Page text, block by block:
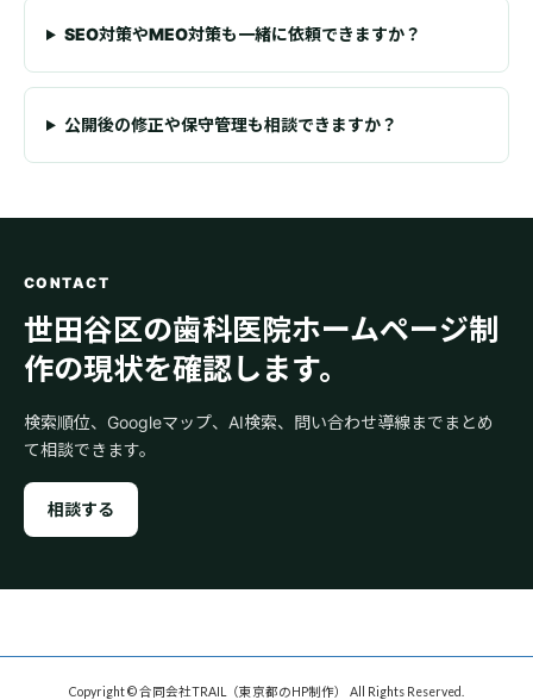
SEO対策やMEO対策も一緒に依頼できますか？
公開後の修正や保守管理も相談できますか？
CONTACT
世田谷区の歯科医院ホームページ制
作の現状を確認します。
検索順位、Googleマップ、AI検索、問い合わせ導線までまとめ
て相談できます。
相談する
Copyright © 合同会社TRAIL（東京都のHP制作） All Rights Reserved.